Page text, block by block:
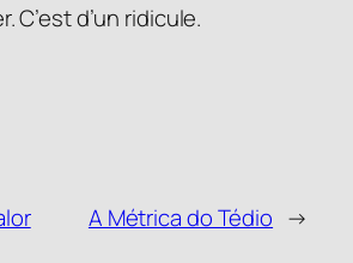
C’est d’un ridicule.
A Métrica do Tédio →